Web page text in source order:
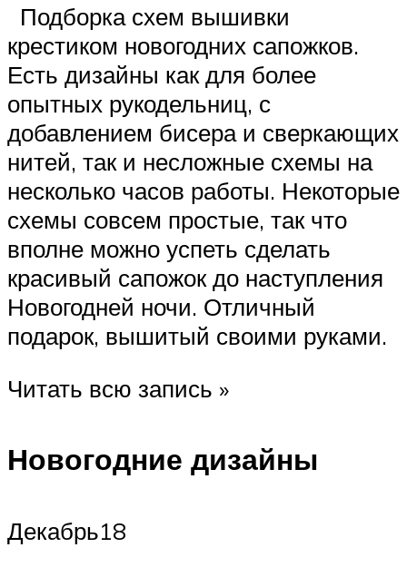
Подборка схем вышивки
крестиком новогодних сапожков.
Есть дизайны как для более
опытных рукодельниц, с
добавлением бисера и сверкающих
нитей, так и несложные схемы на
несколько часов работы. Некоторые
схемы совсем простые, так что
вполне можно успеть сделать
красивый сапожок до наступления
Новогодней ночи. Отличный
подарок, вышитый своими руками.
Читать всю запись »
Новогодние дизайны
Декабрь18